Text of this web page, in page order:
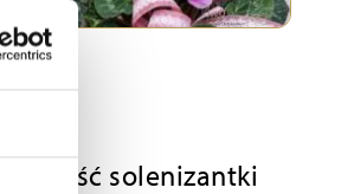
cześć solenizantki